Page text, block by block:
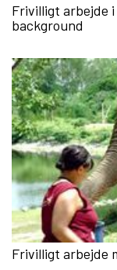
Frivilligt arbejde i
background
Frivilligt arbejde